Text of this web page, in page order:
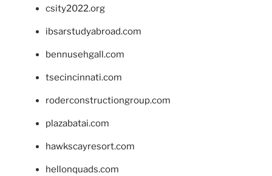
csity2022.org
ibsarstudyabroad.com
bennusehgall.com
tsecincinnati.com
roderconstructiongroup.com
plazabatai.com
hawkscayresort.com
hellonquads.com